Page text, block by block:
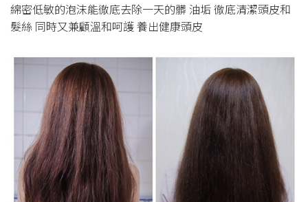
綿密低敏的泡沫能徹底去除一天的髒 油垢 徹底清潔頭皮和
髮絲 同時又兼顧溫和呵護 養出健康頭皮